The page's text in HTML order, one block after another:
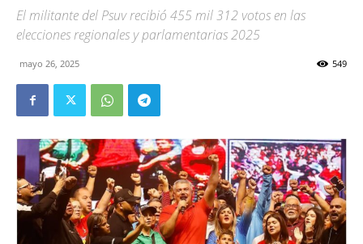
El militante del Psuv recibió 455 mil 312 votos en las
elecciones regionales y parlamentarias 2025
mayo 26, 2025 549